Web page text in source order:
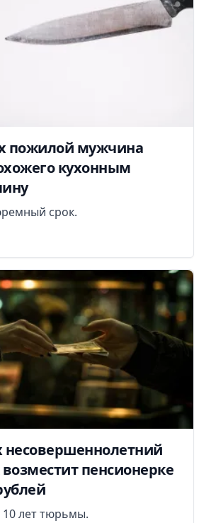
пожилой мужчина
кухонным
срок.
несовершеннолетний
пенсионерке
10 лет тюрьмы.